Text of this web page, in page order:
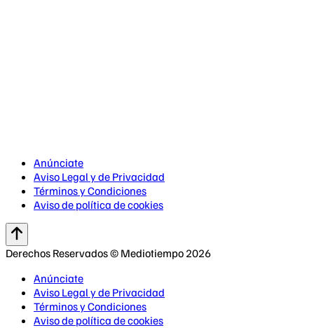
Anúnciate
Aviso Legal y de Privacidad
Términos y Condiciones
Aviso de política de cookies
Derechos Reservados © Mediotiempo 2026
Anúnciate
Aviso Legal y de Privacidad
Términos y Condiciones
Aviso de política de cookies